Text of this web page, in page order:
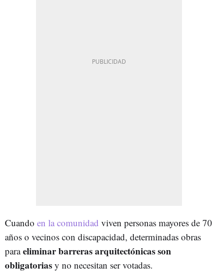
Cuando en la comunidad viven personas mayores de 70
años o vecinos con discapacidad, determinadas obras
paraeliminar barreras arquitectónicas son
obligatorias y no necesitan ser votadas.